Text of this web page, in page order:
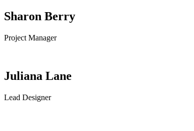
Sharon Berry
Project Manager
Juliana Lane
Lead Designer